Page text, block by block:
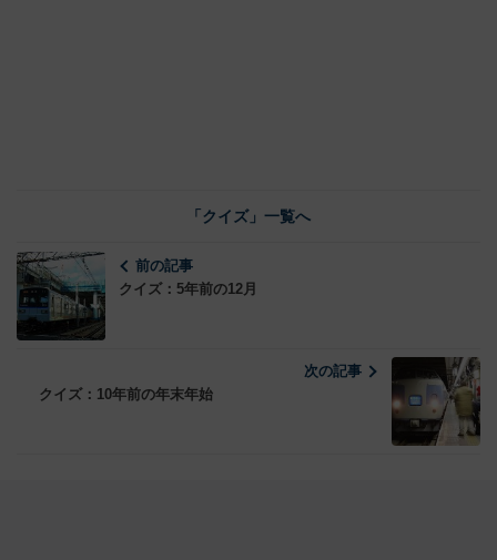
「クイズ」一覧へ
前の記事
クイズ：5年前の12月
次の記事
クイズ：10年前の年末年始